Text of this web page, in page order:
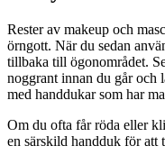
Rester av makeup och
örngott. När du sedan
tillbaka till ögonområdet.
noggrant innan du går och
med handdukar som har
Om du ofta får röda eller
en särskild handduk för att